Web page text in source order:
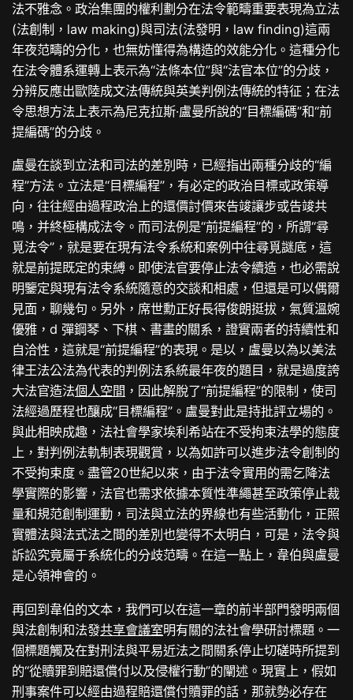
法不雅念。政治集團的權利劃分在法令範疇重要表現為立法
(法創制，law making)與司法(法發明，law finding)這兩
年夜范疇的分化，也無妨懂得為構造的效能分化。這種分化
在法令體系運轉上表示為“法條本位”與“法官本位”的分歧，
分辨反應出歐陸成文法傳統與英美判例法傳統的特征；在法
令思想方法上表示為尼克拉斯·盧曼所說的“目標編碼”和“前
提編碼”的分歧。
盧曼在談到立法和司法的差別時，已經指出兩種分歧的“編
程”方法。立法是“目標編程”，有必定的政治目標或政策導
向，往往經由過程政治上的還價討價來告竣讓步或告竣共
鳴，并終極構成法令。而司法例是“前提編程”的，所謂“尋
覓法令”，就是要在現有法令系統和案例中往尋覓謎底，這
就是前提既定的束縛。即使法官要停止法令續造，也必需說
明鑒定與現有法令系統隨意的交談和相處，但還是可以偶爾
見面，聊幾句。另外，席世勳正好長得俊朗挺拔，氣質溫婉
優雅，d 彈鋼琴、下棋、書畫的關系，證實兩者的持續性和
自洽性，這就是“前提編程”的表現。是以，盧曼以為以美法
律王法公法為代表的判例法系統最年夜的題目，就是過度誇
大法官造法個人空間 ，因此解脫了“前提編程”的限制，使司
法經過歷程也釀成“目標編程”。盧曼對此是持批評立場的。
與此相映成趣，法社會學家埃利希站在不受拘束法學的態度
上，對判例法軌制表現觀賞，以為如許可以進步法令創制的
不受拘束度。盡管20世紀以來，由于法令實用的需乞降法
學實際的影響，法官也需求依據本質性準繩甚至政策停止裁
量和規范創制運動，司法與立法的界線也有些活動化，正照
實體法與法式法之間的差別也變得不太明白，可是，法令與
訴訟究竟屬于系統化的分歧范疇。在這一點上，韋伯與盧曼
是心領神會的。
再回到韋伯的文本，我們可以在這一章的前半部門發明兩個
與法創制和法發共享會議室明有關的法社會學研討標題。一
個標題觸及在對刑法與平易近法之間關系停止切磋時所提到
的“從贖罪到賠還償付以及侵權行動”的闡述。現實上，假如
刑事案件可以經由過程賠還償付贖罪的話，那就勢必存在